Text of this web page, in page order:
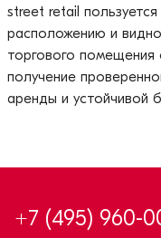
street retail
расположению и
торгового помещения
получение
аренды и устойчивой
+7 (495) 960-